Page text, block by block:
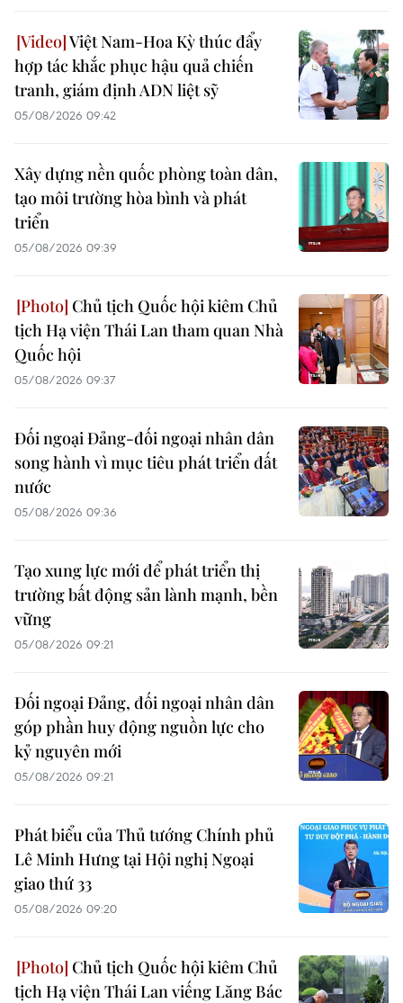
Việt Nam-Hoa Kỳ thúc đẩy
hợp tác khắc phục hậu quả chiến
tranh, giám định ADN liệt sỹ
05/08/2026 09:42
Xây dựng nền quốc phòng toàn dân,
tạo môi trường hòa bình và phát
triển
05/08/2026 09:39
Chủ tịch Quốc hội kiêm Chủ
tịch Hạ viện Thái Lan tham quan Nhà
Quốc hội
05/08/2026 09:37
Đối ngoại Đảng-đối ngoại nhân dân
song hành vì mục tiêu phát triển đất
nước
05/08/2026 09:36
Tạo xung lực mới để phát triển thị
trường bất động sản lành mạnh, bền
vững
05/08/2026 09:21
Đối ngoại Đảng, đối ngoại nhân dân
góp phần huy động nguồn lực cho
kỷ nguyên mới
05/08/2026 09:21
Phát biểu của Thủ tướng Chính phủ
Lê Minh Hưng tại Hội nghị Ngoại
giao thứ 33
05/08/2026 09:20
Chủ tịch Quốc hội kiêm Chủ
tịch Hạ viện Thái Lan viếng Lăng Bác